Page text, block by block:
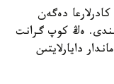
دەگەن
ەڭ كوپ گرانت
دايارلايتىن